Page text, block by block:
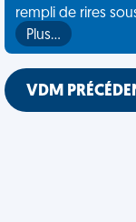
rempli de rires
Plus…
VDM